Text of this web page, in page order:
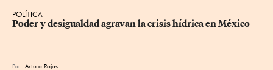
POLÍTICA
Poder y desigualdad agravan la crisis hídrica en México
Por Arturo Rojas